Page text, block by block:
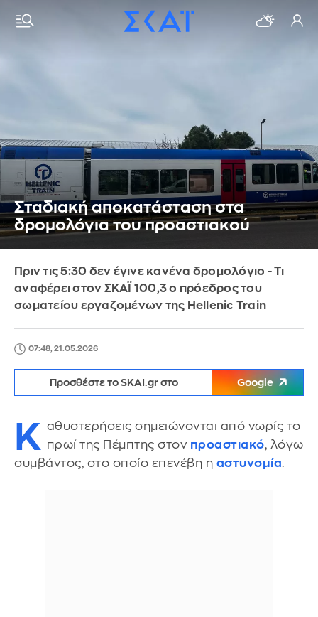
Σταδιακή αποκατάσταση στα
δρομολόγια του προαστιακού
Πριν τις 5:30 δεν έγινε κανένα δρομολόγιο - Τι
αναφέρει στον ΣΚΑΪ 100,3 ο πρόεδρος του
σωματείου εργαζομένων της Hellenic Train
07:48, 21.05.2026
Προσθέστε το SKAI.gr στο Google
Κ αθυστερήσεις σημειώνονται από νωρίς το
πρωί της Πέμπτης στον προαστιακό, λόγω
συμβάντος, στο οποίο επενέβη η αστυνομία.